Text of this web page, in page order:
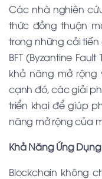
Các nhà nghiên
thức đồng thuận
trong những cải
BFT (Byzantine
khả năng mở
cạnh đó, các giải
triển khai để giúp
năng mở rộng của
Khả Năng Ứng
Blockchain không